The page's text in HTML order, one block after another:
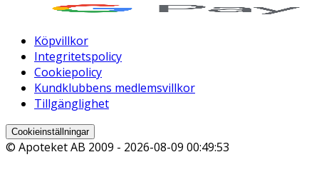
Köpvillkor
Integritetspolicy
Cookiepolicy
Kundklubbens medlemsvillkor
Tillgänglighet
Cookieinställningar
© Apoteket AB 2009 - 2026-08-09 00:49:53